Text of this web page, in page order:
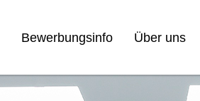
Bewerbungsinfo Über uns